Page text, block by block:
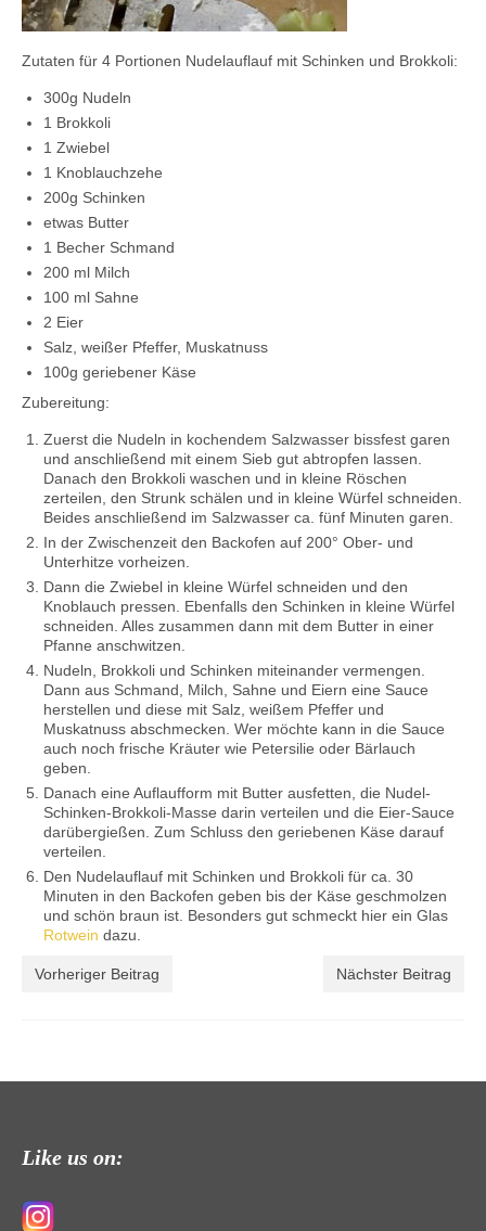
Zutaten für 4 Portionen Nudelauflauf mit Schinken und Brokkoli:
300g Nudeln
1 Brokkoli
1 Zwiebel
1 Knoblauchzehe
200g Schinken
etwas Butter
1 Becher Schmand
200 ml Milch
100 ml Sahne
2 Eier
Salz, weißer Pfeffer, Muskatnuss
100g geriebener Käse
Zubereitung:
Zuerst die Nudeln in kochendem Salzwasser bissfest garen
und anschließend mit einem Sieb gut abtropfen lassen.
Danach den Brokkoli waschen und in kleine Röschen
zerteilen, den Strunk schälen und in kleine Würfel schneiden.
Beides anschließend im Salzwasser ca. fünf Minuten garen.
In der Zwischenzeit den Backofen auf 200° Ober- und
Unterhitze vorheizen.
Dann die Zwiebel in kleine Würfel schneiden und den
Knoblauch pressen. Ebenfalls den Schinken in kleine Würfel
schneiden. Alles zusammen dann mit dem Butter in einer
Pfanne anschwitzen.
Nudeln, Brokkoli und Schinken miteinander vermengen.
Dann aus Schmand, Milch, Sahne und Eiern eine Sauce
herstellen und diese mit Salz, weißem Pfeffer und
Muskatnuss abschmecken. Wer möchte kann in die Sauce
auch noch frische Kräuter wie Petersilie oder Bärlauch
geben.
Danach eine Auflaufform mit Butter ausfetten, die Nudel-
Schinken-Brokkoli-Masse darin verteilen und die Eier-Sauce
darübergießen. Zum Schluss den geriebenen Käse darauf
verteilen.
Den Nudelauflauf mit Schinken und Brokkoli für ca. 30
Minuten in den Backofen geben bis der Käse geschmolzen
und schön braun ist. Besonders gut schmeckt hier ein Glas
Rotwein dazu.
Vorheriger Beitrag Nächster Beitrag
Like us on: